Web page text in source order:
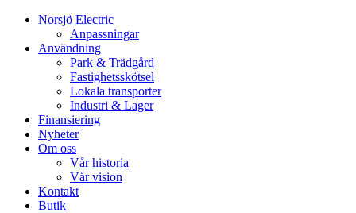
Norsjö Electric
Anpassningar
Användning
Park & Trädgård
Fastighetsskötsel
Lokala transporter
Industri & Lager
Finansiering
Nyheter
Om oss
Vår historia
Vår vision
Kontakt
Butik